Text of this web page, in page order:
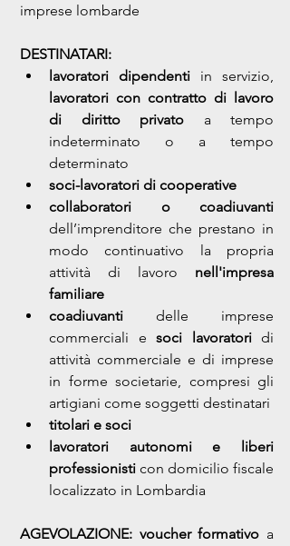
imprese lombarde
DESTINATARI:
lavoratori dipendenti
lavoratori con contratto di lavoro
di diritto privato a tempo
indeterminato o a tempo
determinato
soci-lavoratori di cooperative
collaboratori o coadiuvanti
dell’imprenditore che prestano in
modo continuativo la propria
attività di lavoro nell'impresa
familiare
coadiuvanti delle imprese
commerciali e soci lavoratori di
attività commerciale e di imprese
in forme societarie, compresi gli
artigiani come soggetti destinatari
titolari e soci
lavoratori autonomi e liberi
professionisti con domicilio fiscale
localizzato in Lombardia
AGEVOLAZIONE: voucher formativo a